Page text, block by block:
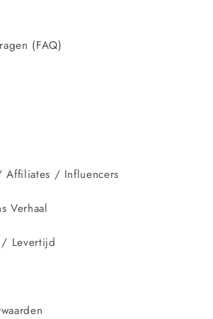
(FAQ)
Affiliates / Influencers
Verhaal
/ Levertijd